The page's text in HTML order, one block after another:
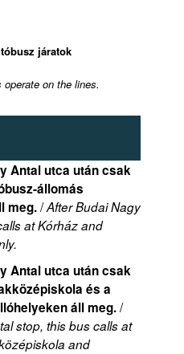
járatok
on the lines.
Antal utca után csak
állomás
meg./After Budai Nagy
at Kórház and
Antal utca után csak
és a
áll meg./
stop, this bus calls at
and